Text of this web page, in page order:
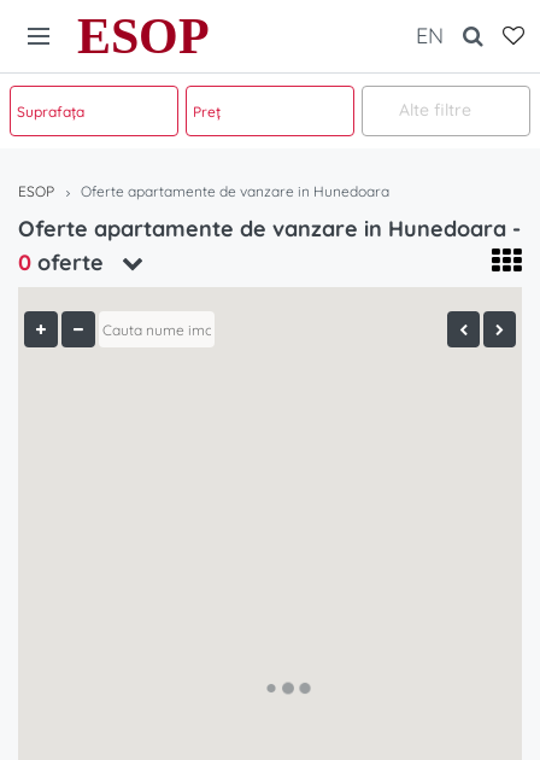
ESOP EN
Alte filtre
ESOP Oferte apartamente de vanzare in Hunedoara
Oferte apartamente de vanzare in Hunedoara -
0 oferte